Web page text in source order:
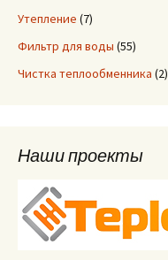
Утепление (7)
Фильтр для воды (55)
Чистка теплообменника (2)
Наши проекты